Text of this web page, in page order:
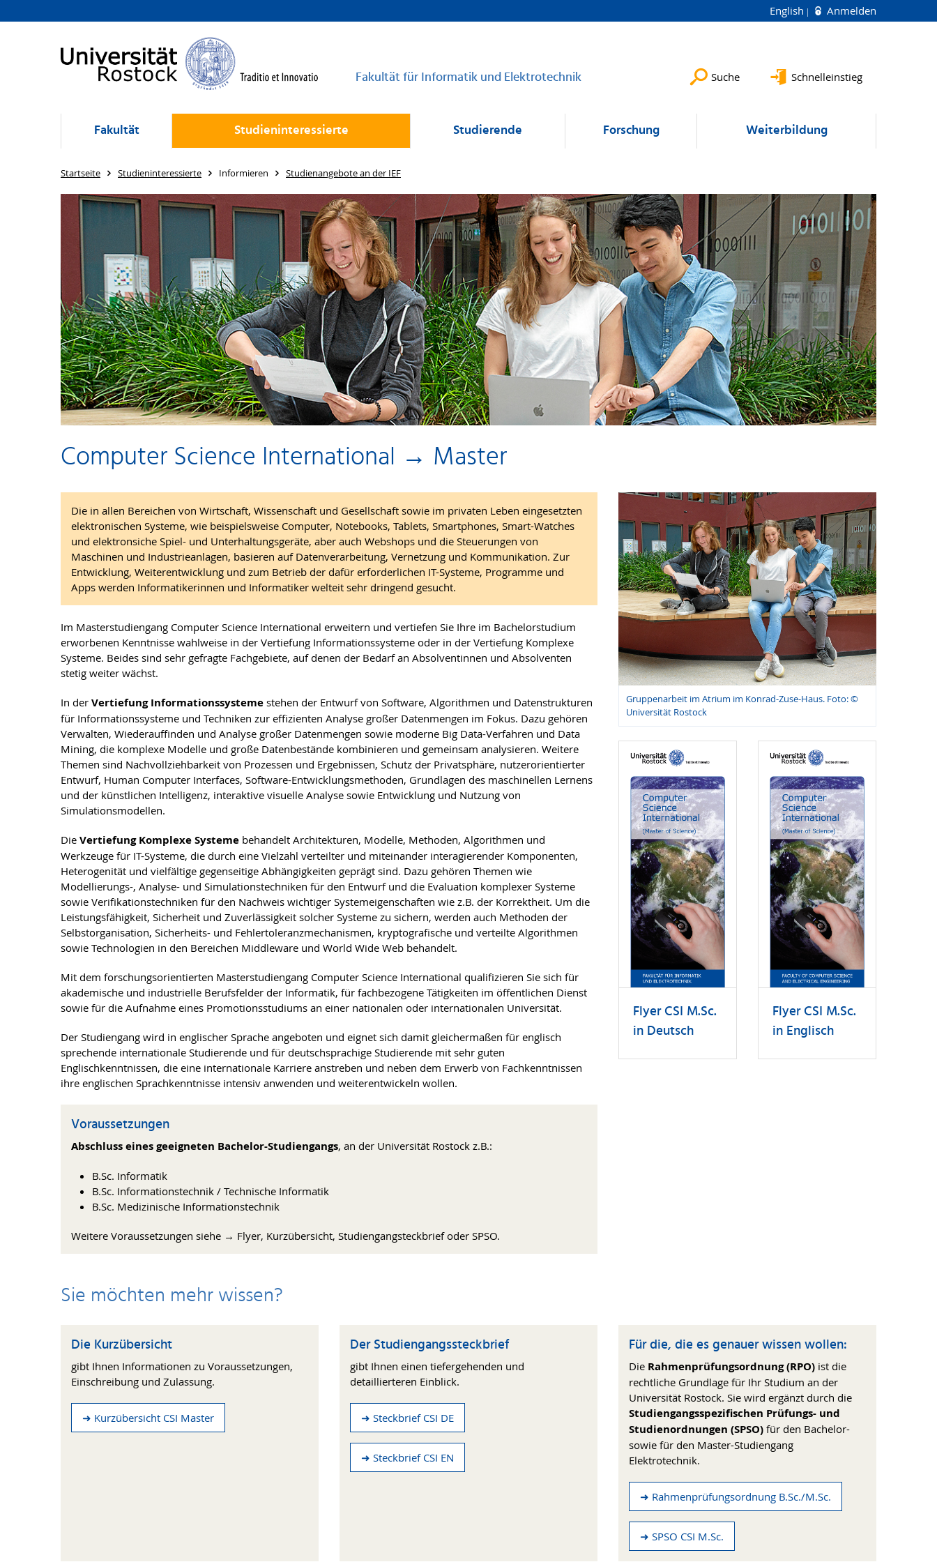
English Anmelden
Fakultät für Informatik und Elektrotechnik Suche Schnelleinstieg
Fakultät Studieninteressierte Studierende Forschung Weiterbildung
Startseite Studieninteressierte Informieren Studienangebote an der IEF
Computer Science International → Master
Die in allen Bereichen von Wirtschaft, Wissenschaft und Gesellschaft sowie im privaten Leben eingesetzten
elektronischen Systeme, wie beispielsweise Computer, Notebooks, Tablets, Smartphones, Smart-Watches
und elektronsiche Spiel- und Unterhaltungsgeräte, aber auch Webshops und die Steuerungen von
Maschinen und Industrieanlagen, basieren auf Datenverarbeitung, Vernetzung und Kommunikation. Zur
Entwicklung, Weiterentwicklung und zum Betrieb der dafür erforderlichen IT-Systeme, Programme und
Apps werden Informatikerinnen und Informatiker welteit sehr dringend gesucht.
Im Masterstudiengang Computer Science International erweitern und vertiefen Sie Ihre im Bachelorstudium
erworbenen Kenntnisse wahlweise in der Vertiefung Informationssysteme oder in der Vertiefung Komplexe
Systeme. Beides sind sehr gefragte Fachgebiete, auf denen der Bedarf an Absolventinnen und Absolventen
stetig weiter wächst.
In der Vertiefung Informationssysteme stehen der Entwurf von Software, Algorithmen und Datenstrukturen
für Informationssysteme und Techniken zur effizienten Analyse großer Datenmengen im Fokus. Dazu gehören
Verwalten, Wiederauffinden und Analyse großer Datenmengen sowie moderne Big Data-Verfahren und Data
Mining, die komplexe Modelle und große Datenbestände kombinieren und gemeinsam analysieren. Weitere
Themen sind Nachvollziehbarkeit von Prozessen und Ergebnissen, Schutz der Privatsphäre, nutzerorientierter
Entwurf, Human Computer Interfaces, Software-Entwicklungsmethoden, Grundlagen des maschinellen Lernens
und der künstlichen Intelligenz, interaktive visuelle Analyse sowie Entwicklung und Nutzung von
Simulationsmodellen.
Die Vertiefung Komplexe Systeme behandelt Architekturen, Modelle, Methoden, Algorithmen und
Werkzeuge für IT-Systeme, die durch eine Vielzahl verteilter und miteinander interagierender Komponenten,
Heterogenität und vielfältige gegenseitige Abhängigkeiten geprägt sind. Dazu gehören Themen wie
Modellierungs-, Analyse- und Simulationstechniken für den Entwurf und die Evaluation komplexer Systeme
sowie Verifikationstechniken für den Nachweis wichtiger Systemeigenschaften wie z.B. der Korrektheit. Um die
Leistungsfähigkeit, Sicherheit und Zuverlässigkeit solcher Systeme zu sichern, werden auch Methoden der
Selbstorganisation, Sicherheits- und Fehlertoleranzmechanismen, kryptografische und verteilte Algorithmen
sowie Technologien in den Bereichen Middleware und World Wide Web behandelt.
Mit dem forschungsorientierten Masterstudiengang Computer Science International qualifizieren Sie sich für
akademische und industrielle Berufsfelder der Informatik, für fachbezogene Tätigkeiten im öffentlichen Dienst
sowie für die Aufnahme eines Promotionsstudiums an einer nationalen oder internationalen Universität.
Der Studiengang wird in englischer Sprache angeboten und eignet sich damit gleichermaßen für englisch
sprechende internationale Studierende und für deutschsprachige Studierende mit sehr guten
Englischkenntnissen, die eine internationale Karriere anstreben und neben dem Erwerb von Fachkenntnissen
ihre englischen Sprachkenntnisse intensiv anwenden und weiterentwickeln wollen.
Voraussetzungen
Abschluss eines geeigneten Bachelor-Studiengangs, an der Universität Rostock z.B.:
B.Sc. Informatik
B.Sc. Informationstechnik / Technische Informatik
B.Sc. Medizinische Informationstechnik
Weitere Voraussetzungen siehe → Flyer, Kurzübersicht, Studiengangsteckbrief oder SPSO.
Gruppenarbeit im Atrium im Konrad-Zuse-Haus. Foto: ©
Universität Rostock
Flyer CSI M.Sc.
in Deutsch
Flyer CSI M.Sc.
in Englisch
Sie möchten mehr wissen?
Die Kurzübersicht
gibt Ihnen Informationen zu Voraussetzungen,
Einschreibung und Zulassung.
➜ Kurzübersicht CSI Master
Der Studiengangssteckbrief
gibt Ihnen einen tiefergehenden und
detaillierteren Einblick.
➜ Steckbrief CSI DE
➜ Steckbrief CSI EN
Für die, die es genauer wissen wollen:
Die Rahmenprüfungsordnung (RPO) ist die
rechtliche Grundlage für Ihr Studium an der
Universität Rostock. Sie wird ergänzt durch die
Studiengangsspezifischen Prüfungs- und
Studienordnungen (SPSO) für den Bachelor-
sowie für den Master-Studiengang
Elektrotechnik.
➜ Rahmenprüfungsordnung B.Sc./M.Sc.
➜ SPSO CSI M.Sc.